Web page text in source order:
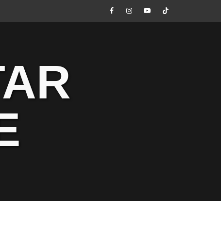
FacebookInstagramYoutube
Tik